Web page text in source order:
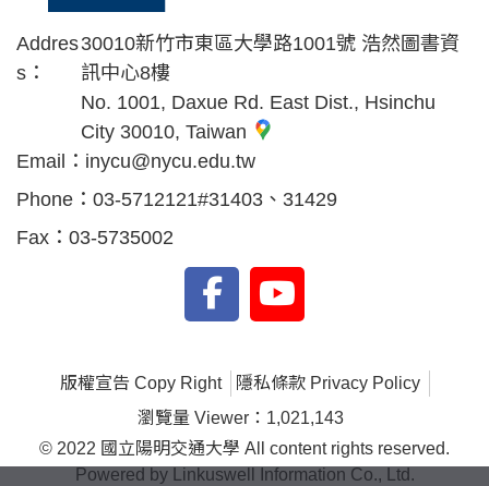
Addres
s：
30010新竹市東區大學路1001號 浩然圖書資
訊中心8樓
No. 1001, Daxue Rd. East Dist., Hsinchu
City 30010, Taiwan
Email： inycu@nycu.edu.tw
Phone： 03-5712121#31403、31429
Fax： 03-5735002
版權宣告 Copy Right
隱私條款 Privacy Policy
瀏覽量 Viewer：1,021,143
© 2022 國立陽明交通大學 All content rights reserved.
Powered by Linkuswell Information Co., Ltd.